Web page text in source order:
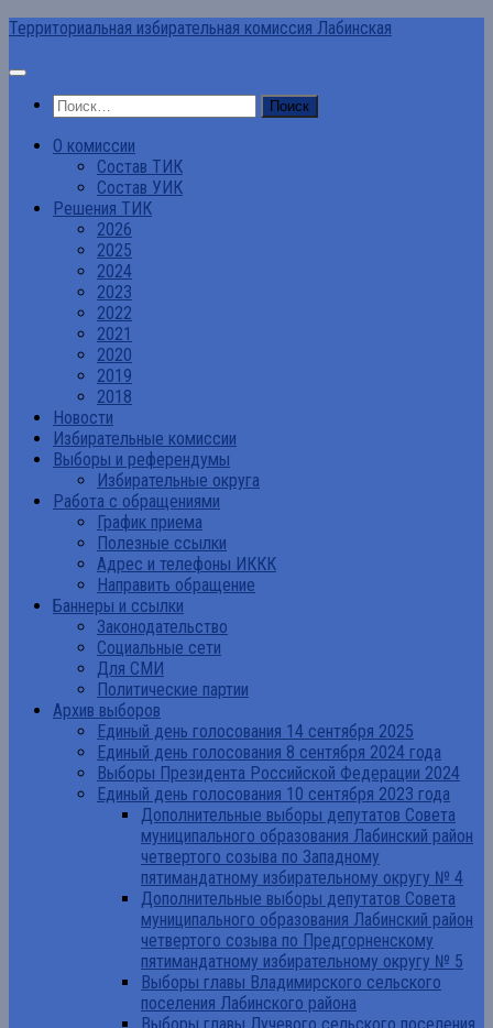
Перейти
содержимому
Территориальная избирательная комиссия Лабинская
Найти:
О комиссии
Состав ТИК
Состав УИК
Решения ТИК
2026
2025
2024
2023
2022
2021
2020
2019
2018
Новости
Избирательные комиссии
Выборы и референдумы
Избирательные округа
Работа с обращениями
График приема
Полезные ссылки
Адрес и телефоны ИККК
Направить обращение
Баннеры и ссылки
Законодательство
Социальные сети
Для СМИ
Политические партии
Архив выборов
Единый день голосования 14 сентября 2025
Единый день голосования 8 сентября 2024 года
Выборы Президента Российской Федерации 2024
Единый день голосования 10 сентября 2023 года
Дополнительные выборы депутатов Совета
муниципального образования Лабинский район
четвертого созыва по Западному
пятимандатному избирательному округу № 4
Дополнительные выборы депутатов Совета
муниципального образования Лабинский район
четвертого созыва по Предгорненскому
пятимандатному избирательному округу № 5
Выборы главы Владимирского сельского
поселения Лабинского района